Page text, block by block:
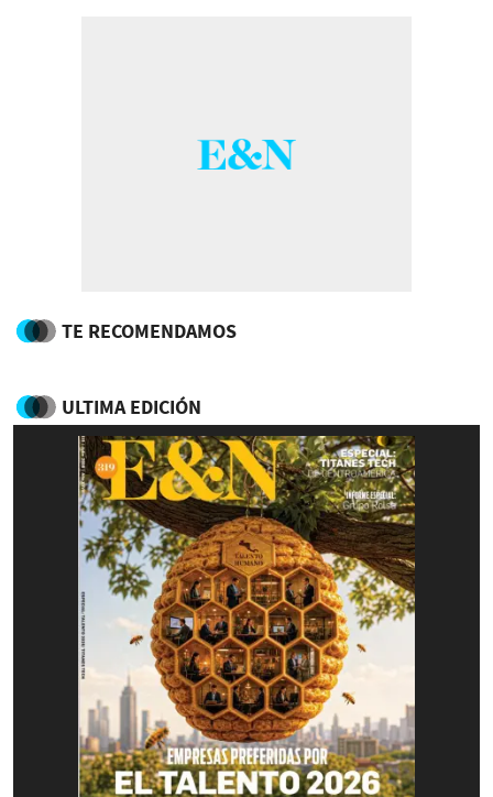
TE RECOMENDAMOS
ULTIMA EDICIÓN